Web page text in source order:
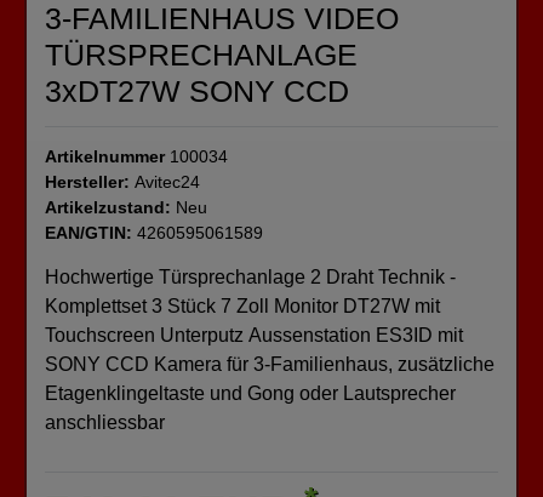
3-FAMILIENHAUS VIDEO
TÜRSPRECHANLAGE
3xDT27W SONY CCD
Artikelnummer 100034
Hersteller: Avitec24
Artikelzustand: Neu
EAN/GTIN: 4260595061589
Hochwertige Türsprechanlage 2 Draht Technik -
Komplettset 3 Stück 7 Zoll Monitor DT27W mit
Touchscreen Unterputz Aussenstation ES3ID mit
SONY CCD Kamera für 3-Familienhaus, zusätzliche
Etagenklingeltaste und Gong oder Lautsprecher
anschliessbar